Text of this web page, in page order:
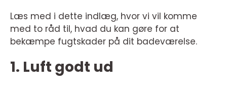
Læs med i dette indlæg, hvor vi vil komme
med to råd til, hvad du kan gøre for at
bekæmpe fugtskader på dit badeværelse.
1. Luft godt ud